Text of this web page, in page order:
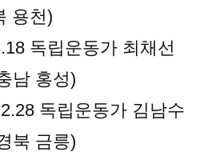
용천)
독립운동가 최채선
남 홍성)
독립운동가 김남수
북 금릉)